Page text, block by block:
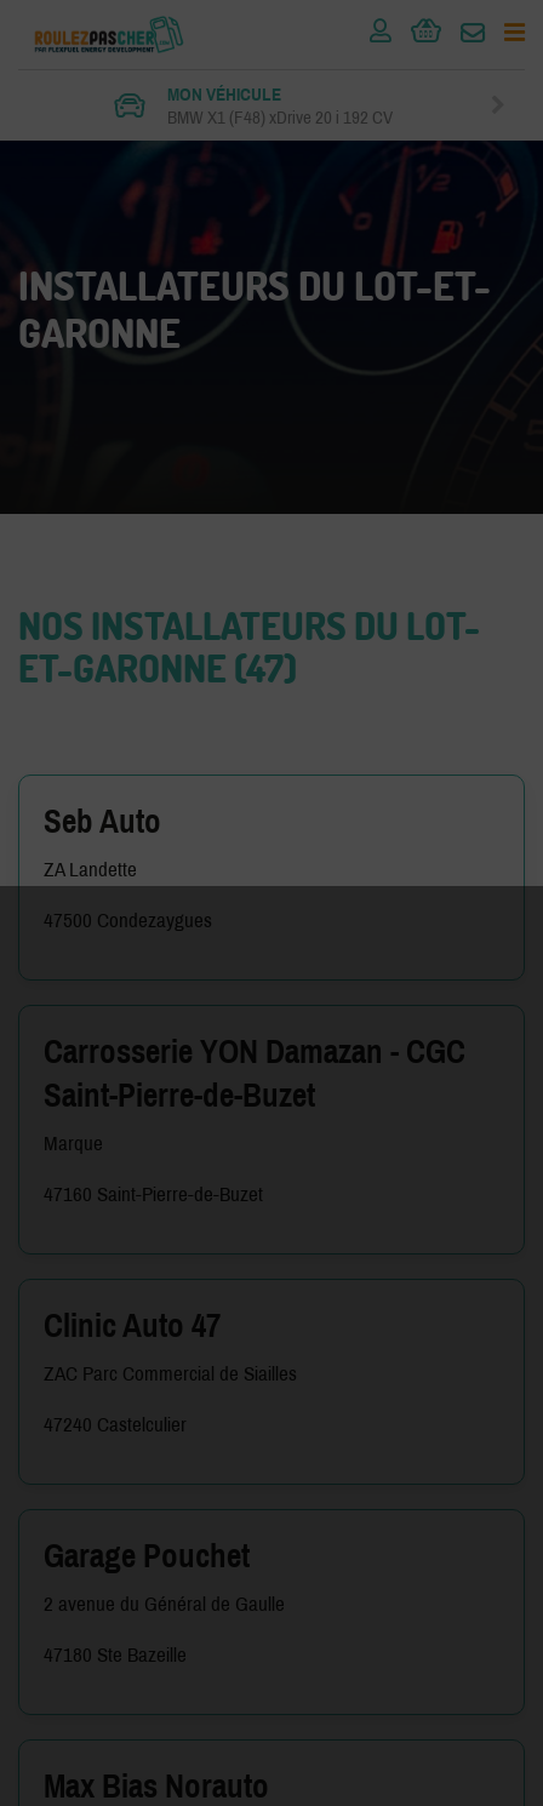
MON VÉHICULE
BMW X1 (F48) xDrive 20 i 192 CV
INSTALLATEURS DU LOT-ET-
GARONNE
NOS INSTALLATEURS DU LOT-
ET-GARONNE (47)
Seb Auto
ZA Landette
47500 Condezaygues
Carrosserie YON Damazan - CGC
Saint-Pierre-de-Buzet
Marque
47160 Saint-Pierre-de-Buzet
Clinic Auto 47
ZAC Parc Commercial de Siailles
47240 Castelculier
Garage Pouchet
2 avenue du Général de Gaulle
47180 Ste Bazeille
Max Bias Norauto